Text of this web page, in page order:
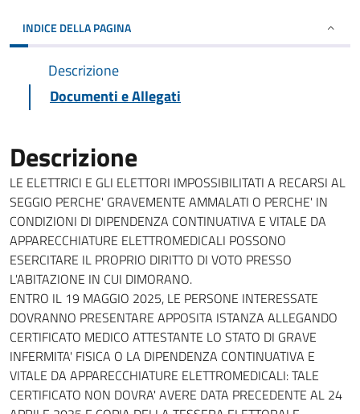
INDICE DELLA PAGINA
Descrizione
Documenti e Allegati
Descrizione
LE ELETTRICI E GLI ELETTORI IMPOSSIBILITATI A RECARSI AL
SEGGIO PERCHE' GRAVEMENTE AMMALATI O PERCHE' IN
CONDIZIONI DI DIPENDENZA CONTINUATIVA E VITALE DA
APPARECCHIATURE ELETTROMEDICALI POSSONO
ESERCITARE IL PROPRIO DIRITTO DI VOTO PRESSO
L'ABITAZIONE IN CUI DIMORANO.
ENTRO IL 19 MAGGIO 2025, LE PERSONE INTERESSATE
DOVRANNO PRESENTARE APPOSITA ISTANZA ALLEGANDO
CERTIFICATO MEDICO ATTESTANTE LO STATO DI GRAVE
INFERMITA' FISICA O LA DIPENDENZA CONTINUATIVA E
VITALE DA APPARECCHIATURE ELETTROMEDICALI: TALE
CERTIFICATO NON DOVRA' AVERE DATA PRECEDENTE AL 24